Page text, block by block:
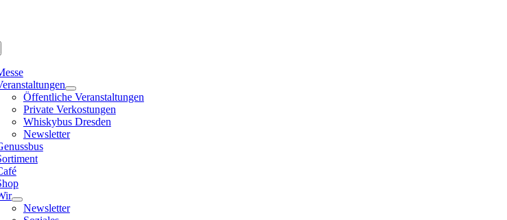
Öffentliche Veranstaltungen
Private Verkostungen
Whiskybus Dresden
Newsletter
Newsletter